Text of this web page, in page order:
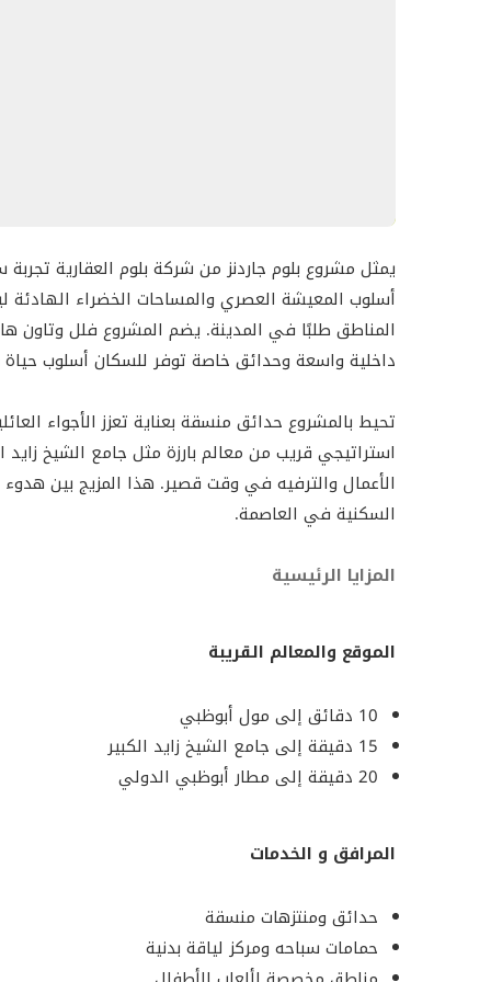
فيلا 4 غرف نوم: 4843 قدم مربع
فيلا 5 غرف نوم: 6555 قدم مربع
تتميز جميع الوحدات بمساحات داخلية واسعة،
متكامل.
موعد التسليم
موعد التسليم: الربع الثاني من عام 2023
يمثل بلوم جاردنز مجتمعًا سكنيًا يجمع بين الخصوصية
العائلات. ويُعد المشروع من الوجهات السكنية
وارتباطه بمرافق تعليمية وخدمية متكاملة.
المطور
بلوم العقارية هي شركة تطوير عقاري مقرها أبوظبي،
والبنية التحتية المتطورة ضمن سوق العقارات العقارية.
يمثل مشروع بلوم جاردنز من شركة بلوم العقارية
أسلوب المعيشة العصري والمساحات الخضراء
المناطق طلبًا في المدينة. يضم المشروع فلل وتاون
داخلية واسعة وحدائق خاصة توفر للسكان أسلوب حياة
تحيط بالمشروع حدائق منسقة بعناية تعزز الأجواء
استراتيجي قريب من معالم بارزة مثل جامع الشيخ
الأعمال والترفيه في وقت قصير. هذا المزيج بين هدوء
السكنية في العاصمة.
المزايا الرئيسية
الموقع والمعالم القريبة
10 دقائق إلى مول أبوظبي
15 دقيقة إلى جامع الشيخ زايد الكبير
20 دقيقة إلى مطار أبوظبي الدولي
المرافق و الخدمات
حدائق ومنتزهات منسقة
حمامات سباحه ومركز لياقة بدنية